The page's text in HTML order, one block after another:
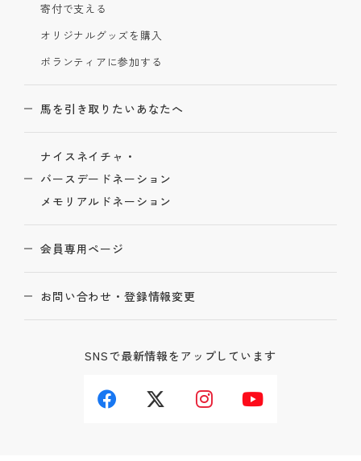
寄付で支える
オリジナルグッズを購入
ボランティアに参加する
馬を引き取りたいあなたへ
ナイスネイチャ・
バースデードネーション
メモリアルドネーション
会員専用ページ
お問い合わせ・登録情報変更
SNSで最新情報をアップしています